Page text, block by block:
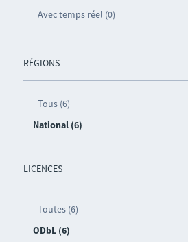
Avec temps réel (0)
RÉGIONS
Tous (6)
National (6)
LICENCES
Toutes (6)
ODbL (6)